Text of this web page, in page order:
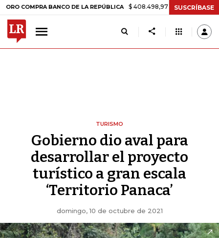
BANCO DE LA REPÚBLICA $ 408.498,97 +$ 8.753,81 +2,19%
SUSCRÍBASE
TURISMO
Gobierno dio aval para
desarrollar el proyecto
turístico a gran escala
‘Territorio Panaca’
domingo, 10 de octubre de 2021